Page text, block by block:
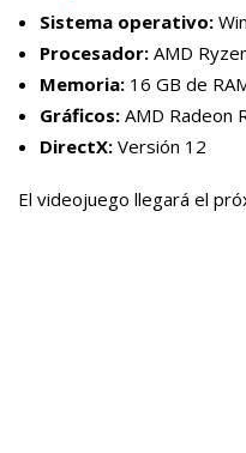
Sistema operativo:
Procesador: AMD
Memoria: 16 GB de
Gráficos: AMD Radeon
DirectX: Versión 12
El videojuego llegará el